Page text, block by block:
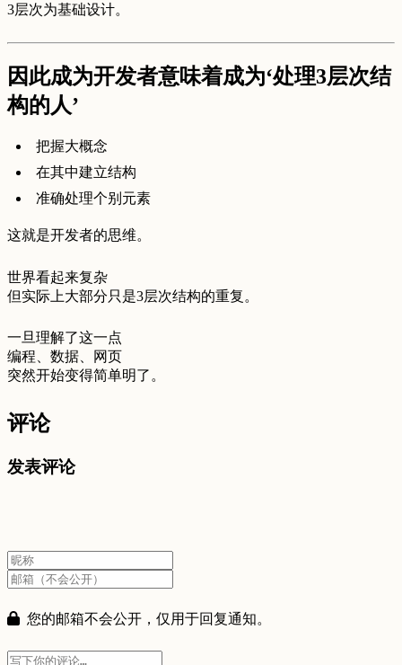
3层次为基础设计。
因此成为开发者意味着成为‘处理3层次结
构的人’
把握大概念
在其中建立结构
准确处理个别元素
这就是开发者的思维。
世界看起来复杂
但实际上大部分只是3层次结构的重复。
一旦理解了这一点
编程、数据、网页
突然开始变得简单明了。
评论
发表评论
您的邮箱不会公开，仅用于回复通知。